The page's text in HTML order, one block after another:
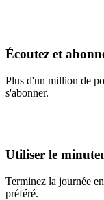
Écoutez et
Plus d'un million de
s'abonner.
Utiliser le
Terminez la journée
préféré.